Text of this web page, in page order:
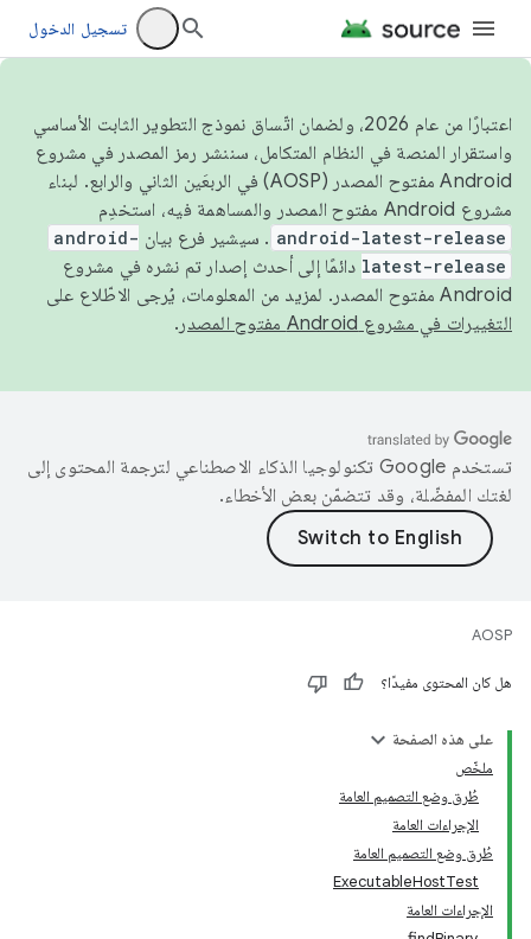
تسجيل الدخول
اعتبارًا من عام 2026، ولضمان اتّساق نموذج التطوير الثابت الأساسي
واستقرار المنصة في النظام المتكامل، سننشر رمز المصدر في مشروع
Android مفتوح المصدر (AOSP) في الربعَين الثاني والرابع. لبناء
مشروع Android مفتوح المصدر والمساهمة فيه، استخدِم
android-latest-release . سيشير فرع بيان android-
latest-release دائمًا إلى أحدث إصدار تم نشره في مشروع
Android مفتوح المصدر. لمزيد من المعلومات، يُرجى الاطّلاع على
التغييرات في مشروع Android مفتوح المصدر
.
تستخدم Google تكنولوجيا الذكاء الاصطناعي لترجمة المحتوى إلى
لغتك المفضّلة، وقد تتضمّن بعض الأخطاء.
AOSP
هل كان المحتوى مفيدًا؟
على هذه الصفحة
ملخّص
طُرق وضع التصميم العامة
الإجراءات العامة
طُرق وضع التصميم العامة
‫ExecutableHostTest
الإجراءات العامة